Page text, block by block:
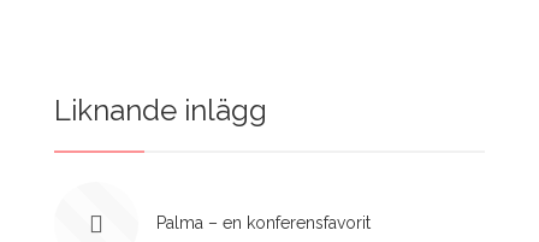
Liknande inlägg
Palma – en konferensfavorit